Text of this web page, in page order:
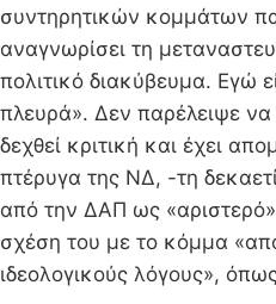
συντηρητικών κομμάτων
αναγνωρίσει τη
πολιτικό διακύβευμα. Εγώ
πλευρά». Δεν παρέλειψε να
δεχθεί κριτική και έχει
πτέρυγα της ΝΔ, -τη
από την ΔΑΠ ως
σχέση του με το κόμμα
ιδεολογικούς λόγους»,